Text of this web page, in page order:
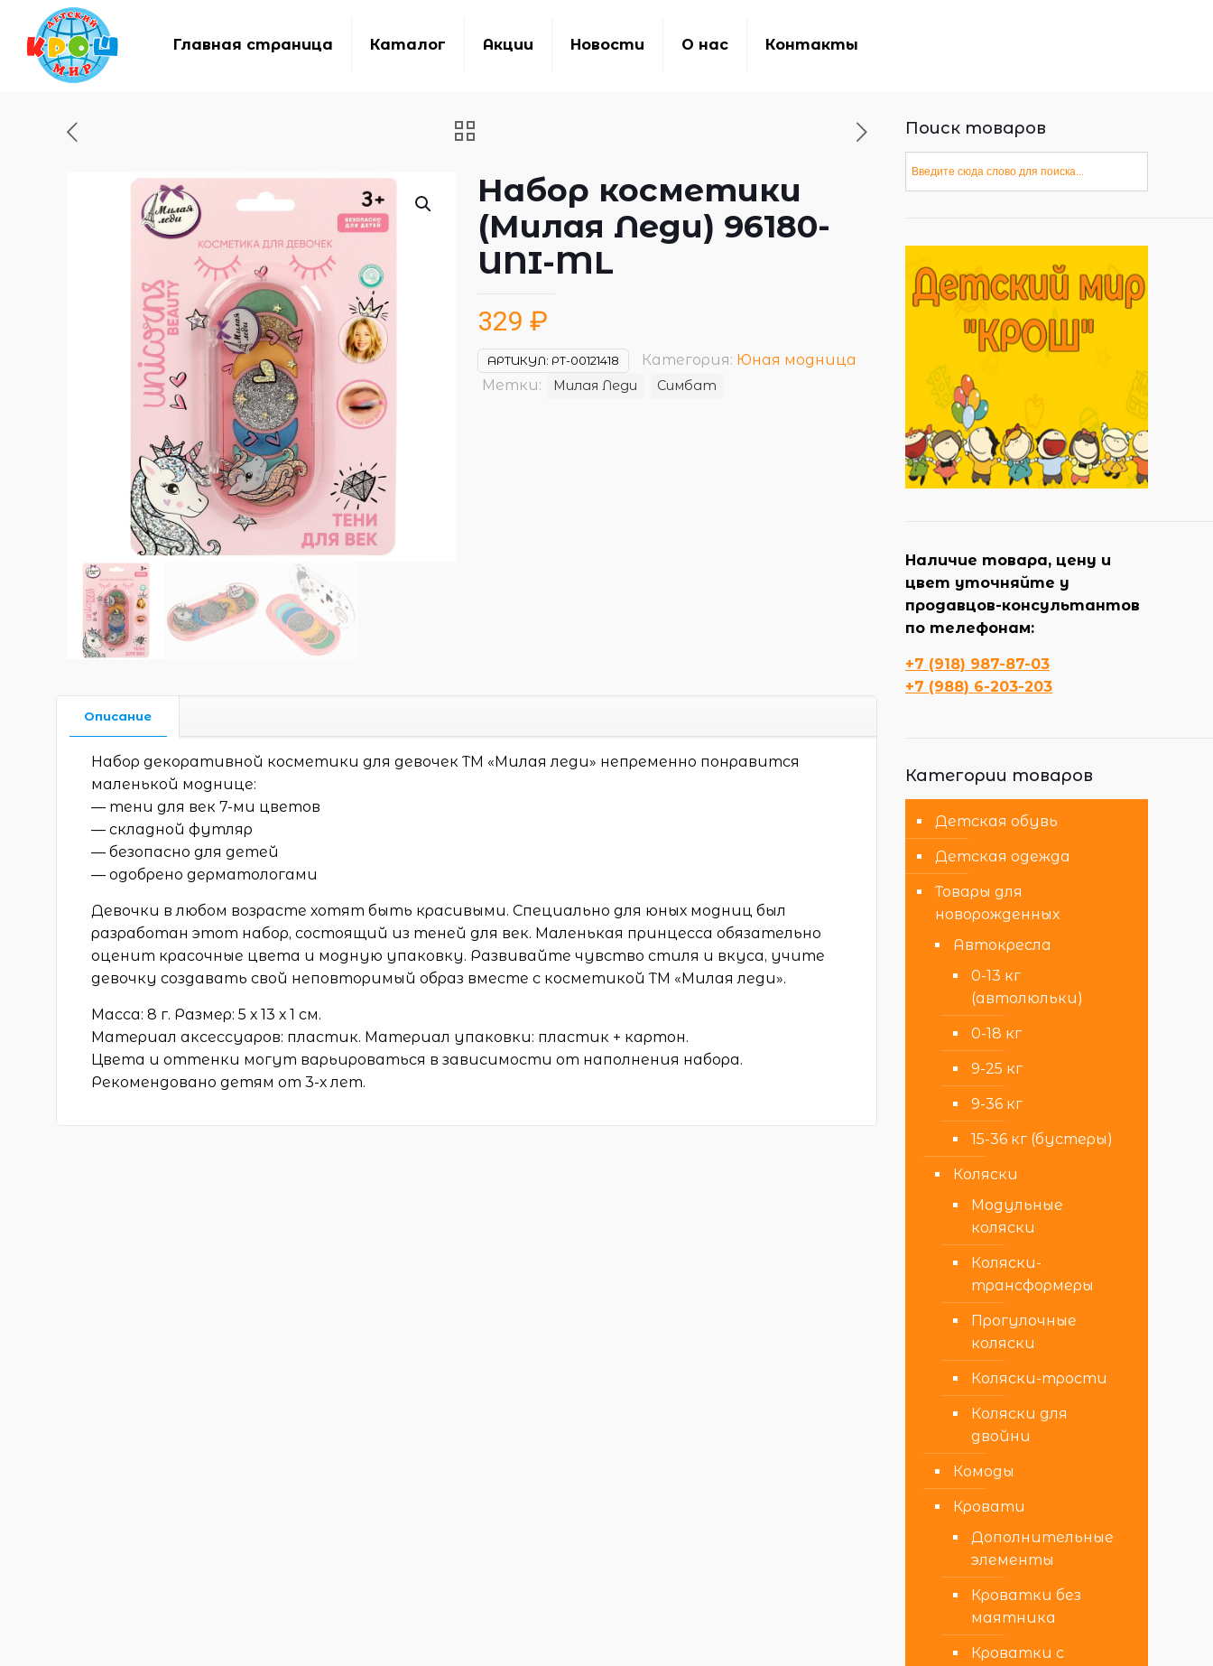
Главная страница Каталог Акции Новости О нас Контакты
Набор косметики
(Милая Леди) 96180-
UNI-ML
329 ₽
АРТИКУЛ: РТ-00121418 Категория: Юная модница
Метки:
Милая Леди Симбат
Описание
Набор декоративной косметики для девочек ТМ «Милая леди» непременно понравится
маленькой моднице:
— тени для век 7-ми цветов
— складной футляр
— безопасно для детей
— одобрено дерматологами
Девочки в любом возрасте хотят быть красивыми. Специально для юных модниц был
разработан этот набор, состоящий из теней для век. Маленькая принцесса обязательно
оценит красочные цвета и модную упаковку. Развивайте чувство стиля и вкуса, учите
девочку создавать свой неповторимый образ вместе с косметикой ТМ «Милая леди».
Масса: 8 г. Размер: 5 х 13 х 1 см.
Материал аксессуаров: пластик. Материал упаковки: пластик + картон.
Цвета и оттенки могут варьироваться в зависимости от наполнения набора.
Рекомендовано детям от 3-х лет.
Поиск товаров
Наличие товара, цену и
цвет уточняйте у
продавцов-консультантов
по телефонам:
+7 (918) 987-87-03
+7 (988) 6-203-203
Категории товаров
Детская обувь
Детская одежда
Товары для
новорожденных
Автокресла
0-13 кг
(автолюльки)
0-18 кг
9-25 кг
9-36 кг
15-36 кг (бустеры)
Коляски
Модульные
коляски
Коляски-
трансформеры
Прогулочные
коляски
Коляски-трости
Коляски для
двойни
Комоды
Кровати
Дополнительные
элементы
Кроватки без
маятника
Кроватки с